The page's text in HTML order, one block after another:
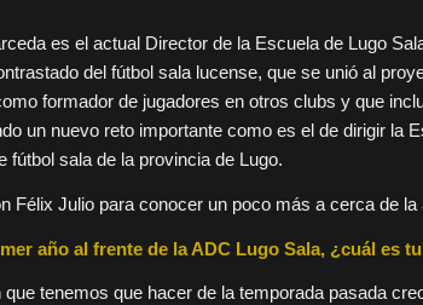
es el actual Director de la Escuela de Lugo
del fútbol sala lucense, que se unió al
formador de jugadores en otros clubs y que
un nuevo reto importante como es el de dirigir la
fútbol sala de la provincia de Lugo.
Félix Julio para conocer un poco más a cerca de la
año al frente de la ADC Lugo Sala, ¿cuál es
que tenemos que hacer de la temporada pasada